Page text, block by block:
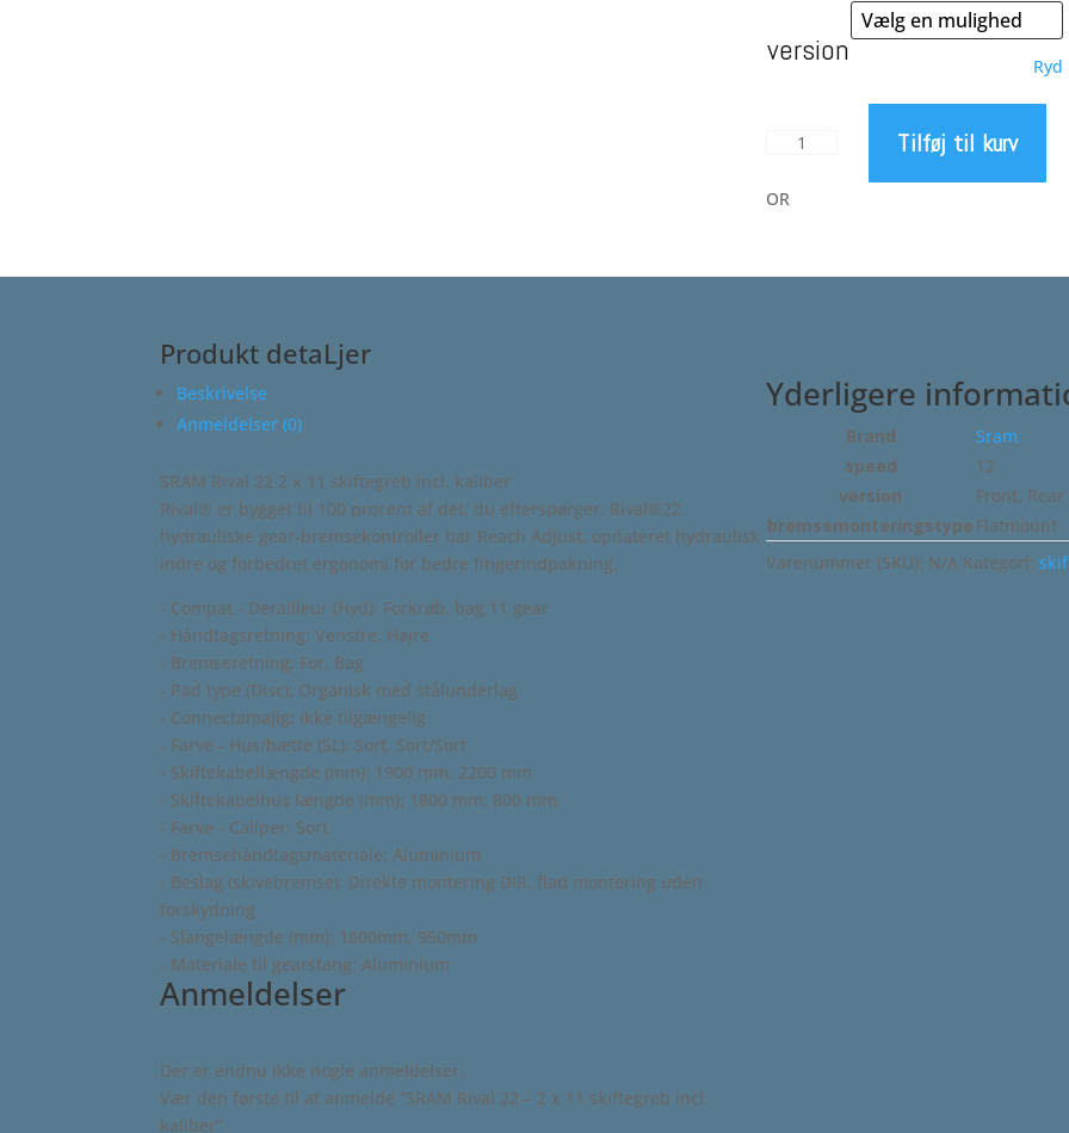
pris
var:
version Ryd
SRAM
22
x
kaliber
Tilføj til kurv
OR
Produkt detaLjer
Beskrivelse
Anmeldelser (0)
SRAM Rival 22 2 x 11 skiftegreb incl. kaliber
Rival® er bygget til 100 procent af det, du efterspørger. Rival®22
hydrauliske gear-bremsekontroller har Reach Adjust, opdateret hydraulisk
indre og forbedret ergonomi for bedre fingerindpakning.
- Compat - Derailleur (Hyd): Forkrøb, bag 11 gear
- Håndtagsretning: Venstre, Højre
- Bremseretning: For, Bag
- Pad type (Disc): Organisk med stålunderlag
- Connectamajig: ikke tilgængelig
- Farve - Hus/hætte (SL): Sort, Sort/Sort
- Skiftekabellængde (mm): 1900 mm, 2200 mm
- Skiftekabelhus længde (mm): 1800 mm, 800 mm
- Farve - Caliper: Sort
- Bremsehåndtagsmateriale: Aluminium
- Beslag (skivebremse): Direkte montering DIR, flad montering uden
forskydning
- Slangelængde (mm): 1800mm, 950mm
- Materiale til gearstang: Aluminium
Anmeldelser
Der er endnu ikke nogle anmeldelser.
Vær den første til at anmelde “SRAM Rival 22 – 2 x 11 skiftegreb incl.
kaliber”
Yderligere
Brand
Sram
speed
12
version
Front, Rear
bremsemonteringstype Flatmount
Varenummer (SKU): N/A Kategori: